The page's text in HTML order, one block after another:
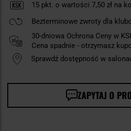
15 pkt. o wartości 7,50 zł na
Bezterminowe zwroty dla
30-dniowa Ochrona Ceny w
Cena spadnie - otrzymasz
Sprawdź dostępność w
ZAPYTAJ O